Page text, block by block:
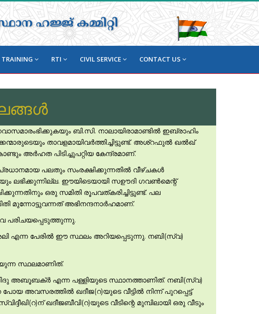
ഹജ്ജ് കമ്മിറ്റി
TRAINING RTI CIVIL SERVICE CONTACT US
ബി.സി. നാലായിരാമാണ്ടില്‍ ഇബ്രാഹിം
താവളമായിവര്‍ത്തിച്ചിട്ടുണ്ട്. അശ്റഫുല്‍ ഖല്‍ഖ്
അര്‍ഹത പിടിച്ചുപറ്റിയ കേന്ദ്രമാണ്.
പലതും സംരക്ഷിക്കുന്നതില്‍ വീഴ്ചകള്‍
ലഭിക്കുന്നില്ല. ഈയിടെയായി സഊദി ഗവണ്‍മെന്റ്
ഒരു സമിതി രൂപവത്കരിച്ചിട്ടുണ്ട്. പല
മുന്നോട്ടുവന്നത് അഭിനന്ദനാര്‍ഹമാണ്.
പരിചയപ്പെടുത്തുന്നു.
എന്ന പേരില്‍ ഈ സ്ഥലം അറിയപ്പെടുന്നു. നബി(സ്വ)
സ്ഥലമാണിത്.
അബൂബക്ര്‍ എന്ന പള്ളിയുടെ സ്ഥാനത്താണിത്. നബി(സ്വ)
അവസരത്തില്‍ ഖദീജ(റ)യുടെ വീട്ടില്‍ നിന്ന് പുറപ്പെട്ട്
ഖദീജബീവി(റ)യുടെ വീടിന്റെ മുമ്പിലായി ഒരു വീടും